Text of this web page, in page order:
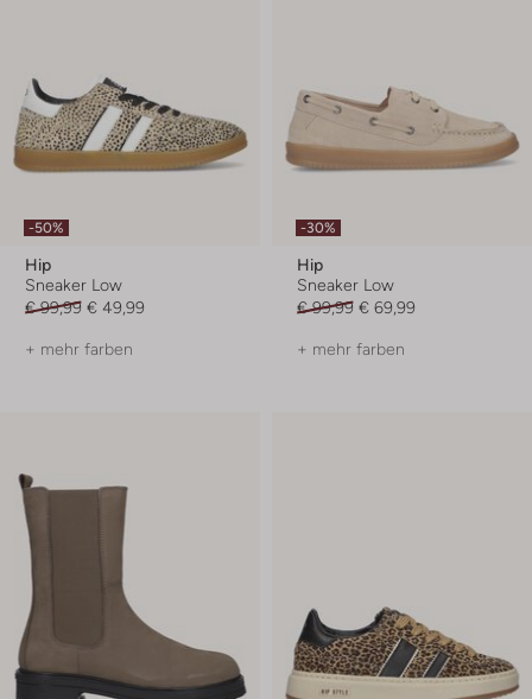
-50%
Hip
Sneaker Low
€ 99,99 € 49,99
+ mehr farben
-30%
Hip
Sneaker Low
€ 99,99 € 69,99
+ mehr farben